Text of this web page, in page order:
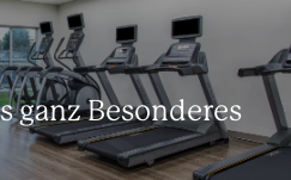
ganz Besonderes